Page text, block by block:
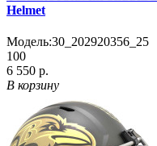
Helmet
Модель:30_202920356_25
100
6 550 р.
В корзину